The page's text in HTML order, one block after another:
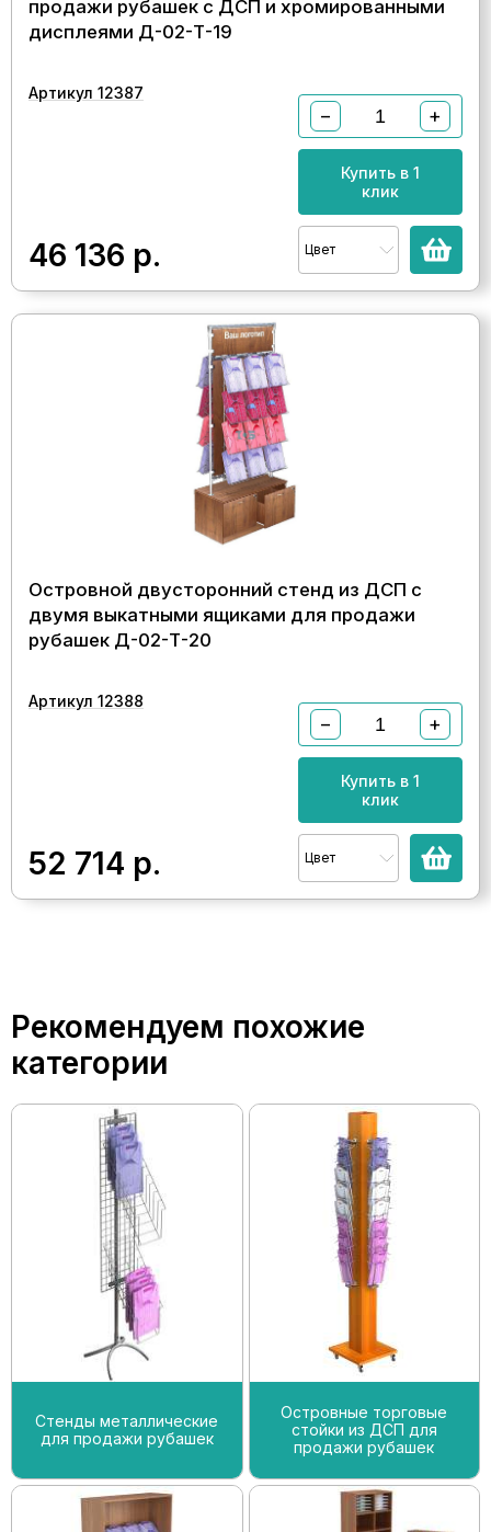
продажи рубашек с ДСП и хромированными
дисплеями Д-02-Т-19
Артикул 12387
46 136 р.
− +
Купить в 1
клик
Цвет
Островной двусторонний стенд из ДСП с
двумя выкатными ящиками для продажи
рубашек Д-02-Т-20
Артикул 12388
52 714 р.
− +
Купить в 1
клик
Цвет
Рекомендуем похожие
категории
Стенды металлические
для продажи рубашек
Островные торговые
стойки из ДСП для
продажи рубашек